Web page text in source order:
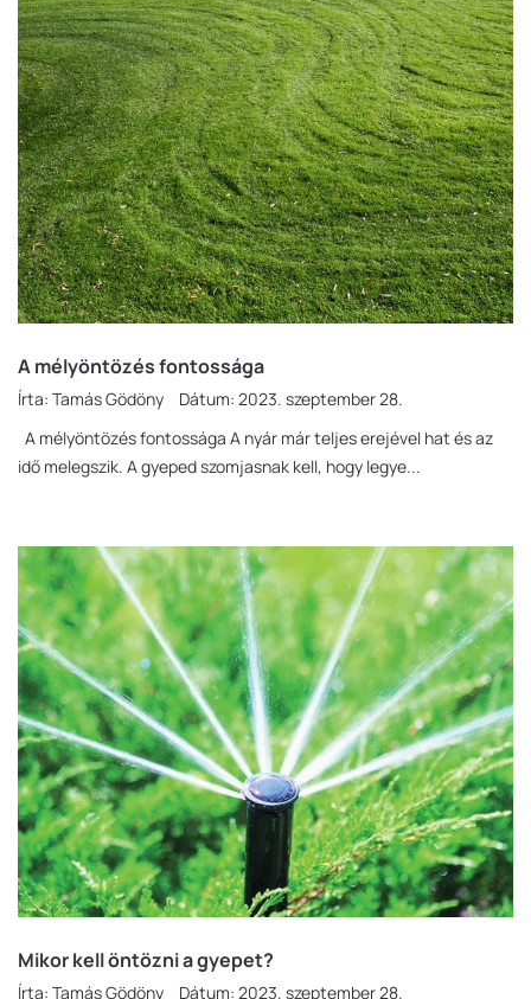
A mélyöntözés fontossága
Írta: Tamás Gödöny Dátum: 2023. szeptember 28.
A mélyöntözés fontossága A nyár már teljes erejével hat és az
idő melegszik. A gyeped szomjasnak kell, hogy legye...
Mikor kell öntözni a gyepet?
Írta: Tamás Gödöny Dátum: 2023. szeptember 28.